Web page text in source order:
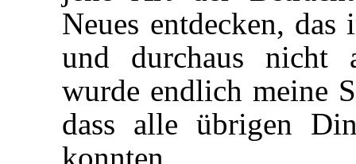
Neues entdecken,
und durchaus nicht
wurde endlich meine
dass alle übrigen